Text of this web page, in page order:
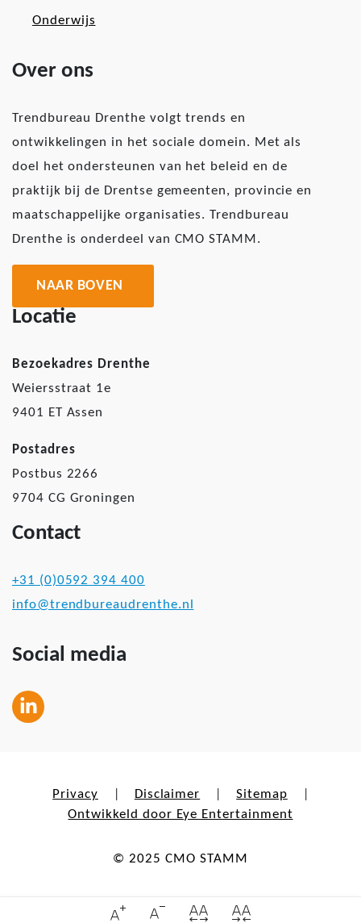
Onderwijs
Over ons
Trendbureau Drenthe volgt trends en
ontwikkelingen in het sociale domein. Met als
doel het ondersteunen van het beleid en de
praktijk bij de Drentse gemeenten, provincie en
maatschappelijke organisaties. Trendbureau
Drenthe is onderdeel van CMO STAMM.
NAAR BOVEN
Locatie
Bezoekadres Drenthe
Weiersstraat 1e
9401 ET Assen
Postadres
Postbus 2266
9704 CG Groningen
Contact
+31 (0)0592 394 400
info@trendbureaudrenthe.nl
Social media
Privacy Disclaimer Sitemap
Ontwikkeld door Eye Entertainment
© 2025 CMO STAMM